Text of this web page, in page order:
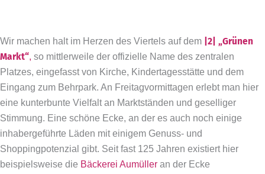
Wir machen halt im Herzen des Viertels auf dem |2| „Grünen
Markt“, so mittlerweile der offizielle Name des zentralen
Platzes, eingefasst von Kirche, Kindertagesstätte und dem
Eingang zum Behrpark. An Freitagvormittagen erlebt man hier
eine kunterbunte Vielfalt an Marktständen und geselliger
Stimmung. Eine schöne Ecke, an der es auch noch einige
inhabergeführte Läden mit einigem Genuss- und
Shoppingpotenzial gibt. Seit fast 125 Jahren existiert hier
beispielsweise die Bäckerei Aumüller an der Ecke